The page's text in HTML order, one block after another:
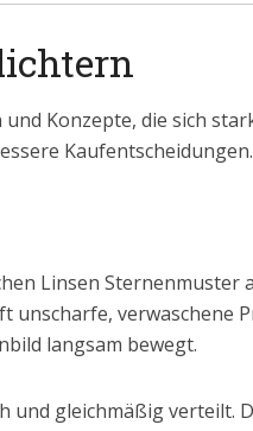
Konzepte, die sich
Kaufentscheidungen.
Linsen Sternenmuster
unscharfe, verwaschene
langsam bewegt.
gleichmäßig verteilt.